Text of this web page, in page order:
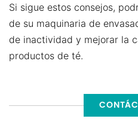
Si sigue estos consejos,
de su maquinaria de
de inactividad y mejorar la
productos de té.